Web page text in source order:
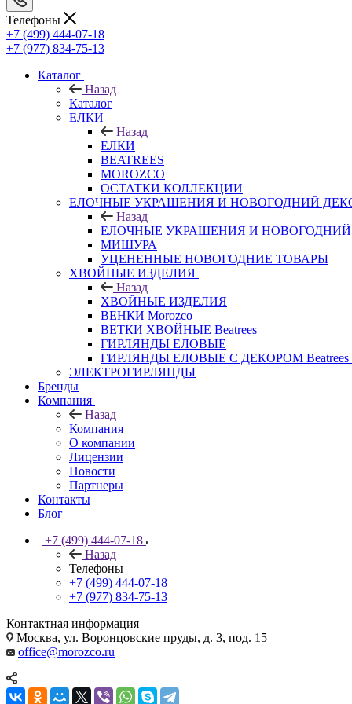
Телефоны
+7 (499) 444-07-18
+7 (977) 834-75-13
Каталог
Назад
Каталог
ЕЛКИ
Назад
ЕЛКИ
BEATREES
MOROZCO
ОСТАТКИ КОЛЛЕКЦИИ
ЕЛОЧНЫЕ УКРАШЕНИЯ И НОВОГОДНИЙ
Назад
ЕЛОЧНЫЕ УКРАШЕНИЯ И НОВОГОДНИЙ
МИШУРА
УЦЕНЕННЫЕ НОВОГОДНИЕ ТОВАРЫ
ХВОЙНЫЕ ИЗДЕЛИЯ
Назад
ХВОЙНЫЕ ИЗДЕЛИЯ
ВЕНКИ Morozco
ВЕТКИ ХВОЙНЫЕ Beatrees
ГИРЛЯНДЫ ЕЛОВЫЕ
ГИРЛЯНДЫ ЕЛОВЫЕ С ДЕКОРОМ Beatrees
ЭЛЕКТРОГИРЛЯНДЫ
Бренды
Компания
Назад
Компания
О компании
Лицензии
Новости
Партнеры
Контакты
Блог
+7 (499) 444-07-18
Назад
Телефоны
+7 (499) 444-07-18
+7 (977) 834-75-13
Контактная информация
Москва, ул. Воронцовские пруды, д. 3, под. 15
office@morozco.ru